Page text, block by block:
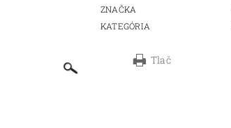
ZNAČKA
KATEGÓRIA
Tlač